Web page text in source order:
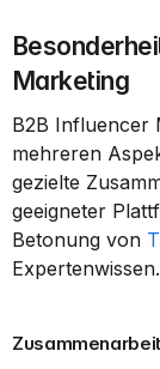
Marketing
B2B Influencer
mehreren
gezielte
geeigneter
Betonung von
Expertenwissen.